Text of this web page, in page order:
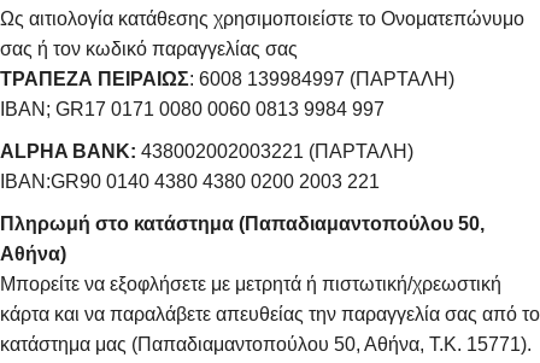
Ως αιτιολογία κατάθεσης χρησιμοποιείστε το Ονοματεπώνυμο
σας ή τον κωδικό παραγγελίας σας
ΤΡΑΠΕΖΑ ΠΕΙΡΑΙΩΣ: 6008 139984997 (ΠΑΡΤΑΛΗ)
IBAN; GR17 0171 0080 0060 0813 9984 997
ALPHA BANK: 438002002003221 (ΠΑΡΤΑΛΗ)
IBAN:GR90 0140 4380 4380 0200 2003 221
Πληρωμή στο κατάστημα (Παπαδιαμαντοπούλου 50,
Αθήνα)
Μπορείτε να εξοφλήσετε με μετρητά ή πιστωτική/χρεωστική
κάρτα και να παραλάβετε απευθείας την παραγγελία σας από το
κατάστημα μας (Παπαδιαμαντοπούλου 50, Αθήνα, Τ.Κ. 15771).